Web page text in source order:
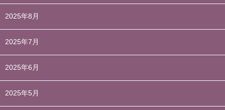
2025年8月
2025年7月
2025年6月
2025年5月